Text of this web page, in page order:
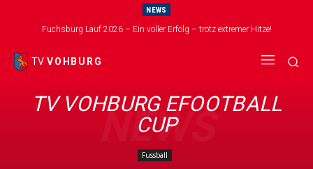
NEWS
Fuchsburg Lauf 2026 – Ein voller Erfolg – trotz extremer Hitze!
TV VOHBURG
NEWS
TV VOHBURG EFOOTBALL
CUP
Fussball